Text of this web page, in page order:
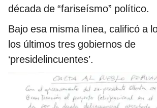
década de “fariseísmo” político.
Bajo esa misma línea, calificó a
los últimos tres gobiernos de
‘presidelincuentes’.